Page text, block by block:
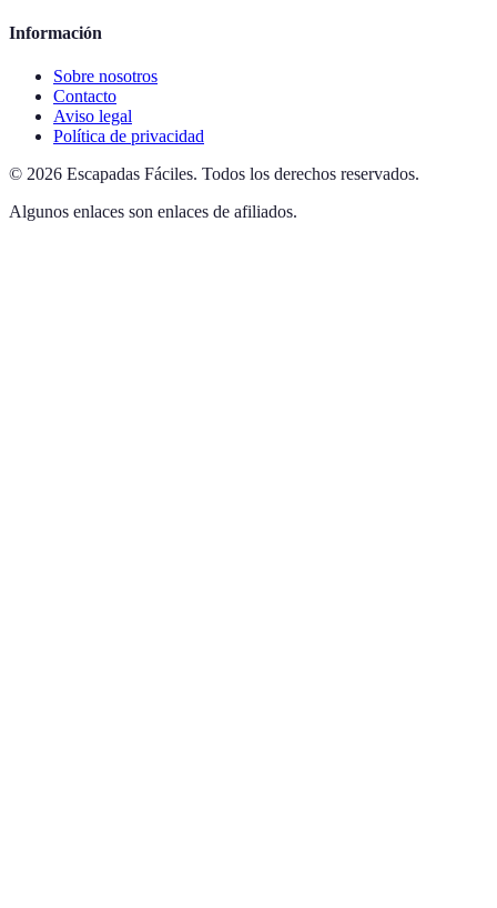
Información
Sobre nosotros
Contacto
Aviso legal
Política de privacidad
© 2026 Escapadas Fáciles. Todos los derechos reservados.
Algunos enlaces son enlaces de afiliados.